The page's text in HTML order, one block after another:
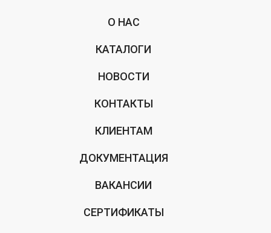
О НАС
КАТАЛОГИ
НОВОСТИ
КОНТАКТЫ
КЛИЕНТАМ
ДОКУМЕНТАЦИЯ
ВАКАНСИИ
СЕРТИФИКАТЫ